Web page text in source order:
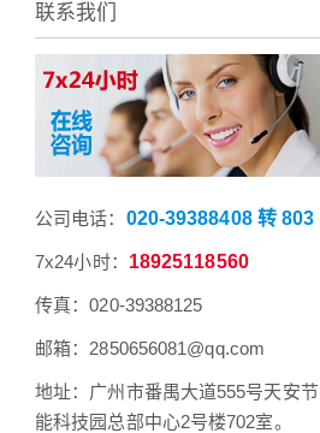
联系我们
公司电话： 020-39388408 转 803
7x24小时： 18925118560
传真：020-39388125
邮箱：2850656081@qq.com
地址：广州市番禺大道555号天安节
能科技园总部中心2号楼702室。